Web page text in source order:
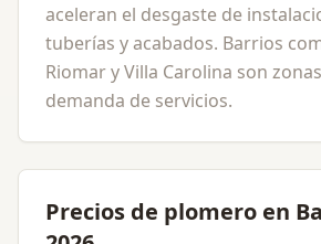
aceleran el desgaste de
tuberías y acabados. Barrios
Riomar y Villa Carolina son
demanda de servicios.
Precios de plomero en